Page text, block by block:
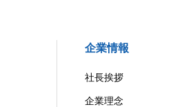
企業情報
社長挨拶
企業理念